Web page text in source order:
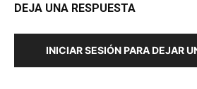
DEJA UNA RESPUESTA
INICIAR SESIÓN PARA DEJAR